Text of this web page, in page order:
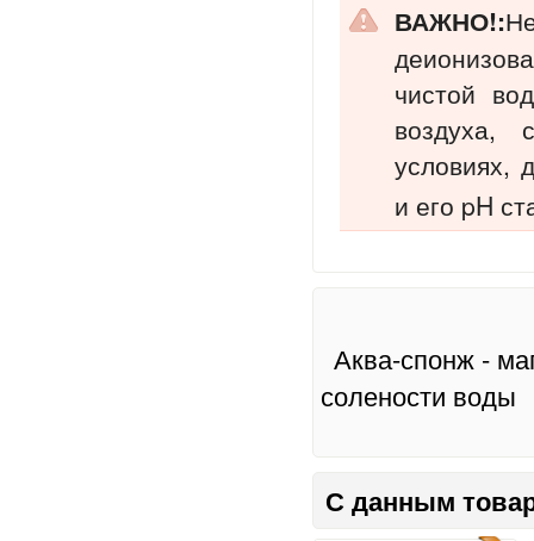
ВАЖНО!:
чистой
воздуха,
условиях,
и его pH
Аква-спонж -
солености воды
С данным